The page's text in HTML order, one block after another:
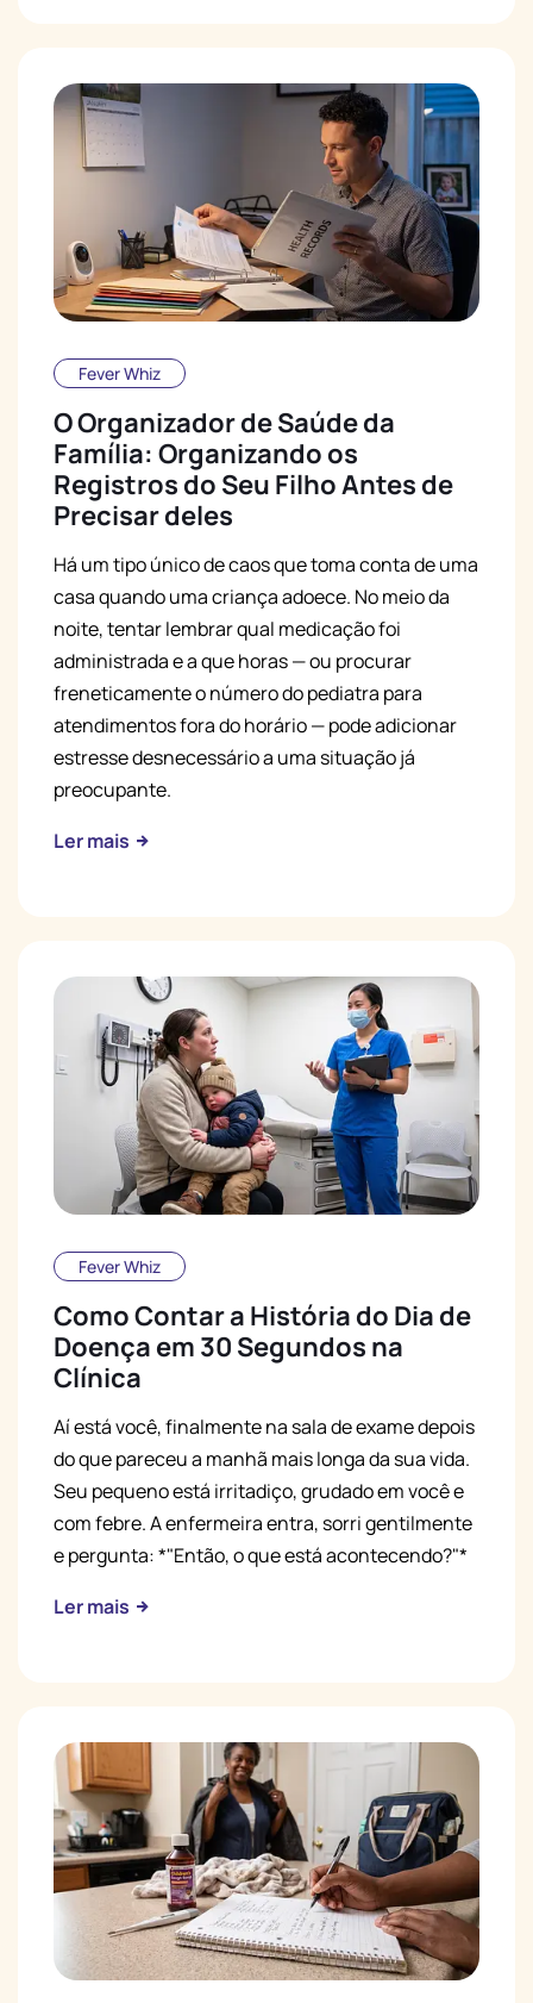
Fever Whiz
O Organizador de Saúde da
Família: Organizando os
Registros do Seu Filho Antes de
Precisar deles
Há um tipo único de caos que toma conta de uma
casa quando uma criança adoece. No meio da
noite, tentar lembrar qual medicação foi
administrada e a que horas — ou procurar
freneticamente o número do pediatra para
atendimentos fora do horário — pode adicionar
estresse desnecessário a uma situação já
preocupante.
Ler mais
Fever Whiz
Como Contar a História do Dia de
Doença em 30 Segundos na
Clínica
Aí está você, finalmente na sala de exame depois
do que pareceu a manhã mais longa da sua vida.
Seu pequeno está irritadiço, grudado em você e
com febre. A enfermeira entra, sorri gentilmente
e pergunta: *"Então, o que está acontecendo?"*
Ler mais